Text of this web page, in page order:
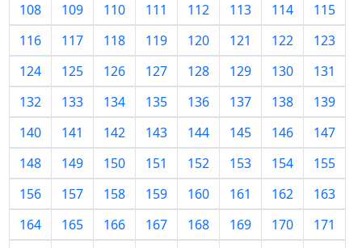
108
109 110 111 112 113 114
115
116
117 118 119 120 121 122
123
124
125 126 127 128 129 130
131
132
133 134 135 136 137 138
139
140
141 142 143 144 145 146
147
148
149 150 151 152 153 154
155
156
157 158 159 160 161 162
163
164
165 166 167 168 169 170
171